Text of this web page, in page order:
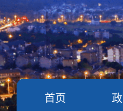
首页